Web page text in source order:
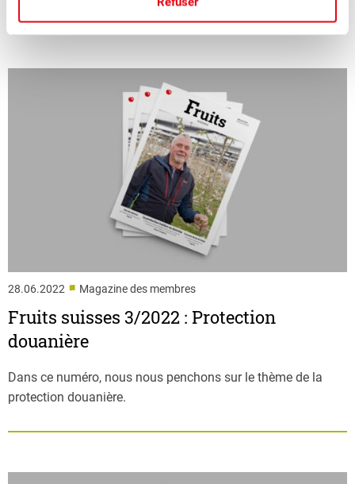
28.06.2022 ■ Magazine des membres
Fruits suisses 3/2022 : Protection
douanière
Dans ce numéro, nous nous penchons sur le thème de la
protection douanière.